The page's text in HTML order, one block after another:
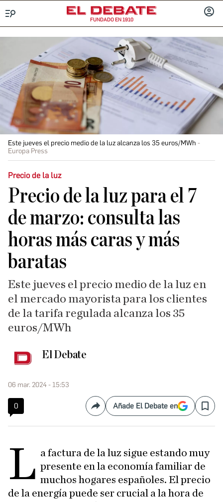
FUNDADO EN 1910
Este jueves el precio medio de la luz alcanza los 35 euros/MWh
Europa Press
Precio de la luz
Precio de la luz para el 7
de marzo: consulta las
horas más caras y más
baratas
Este jueves el precio medio de la luz en
el mercado mayorista para los clientes
de la tarifa regulada alcanza los 35
euros/MWh
El Debate
06 mar. 2024 - 15:53
0 CompartirAñade El Debate en Save
L a factura de la luz sigue estando muy
presente en la economía familiar de
muchos hogares españoles. El precio
de la energía puede ser crucial a la hora de